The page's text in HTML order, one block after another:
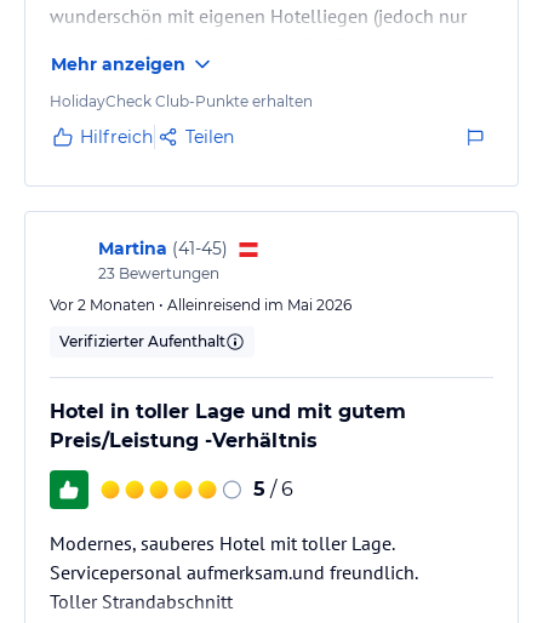
wunderschön mit eigenen Hotelliegen (jedoch nur
begrenzt, welche man ab 08:00 Uhr an der Rezeption
erwerben kann.
Mehr anzeigen
HolidayCheck Club-Punkte erhalten
Hilfreich Teilen
Martina (41-45)
23 Bewertungen
Vor 2 Monaten • Alleinreisend im Mai 2026
Verifizierter Aufenthalt
Hotel in toller Lage und mit gutem
Preis/Leistung -Verhältnis
5 / 6
Modernes, sauberes Hotel mit toller Lage.
Servicepersonal aufmerksam.und freundlich.
Toller Strandabschnitt